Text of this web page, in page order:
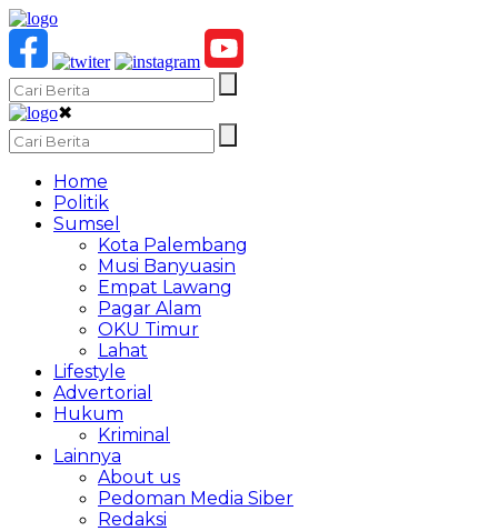
✖
Home
Politik
Sumsel
Kota Palembang
Musi Banyuasin
Empat Lawang
Pagar Alam
OKU Timur
Lahat
Lifestyle
Advertorial
Hukum
Kriminal
Lainnya
About us
Pedoman Media Siber
Redaksi